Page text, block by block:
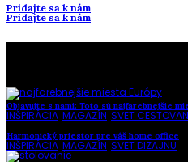
Pridajte sa k nám
Pridajte sa k nám
Objavujte s nami: Toto sú najfarebnejšie
INŠPIRÁCIA MAGAZÍN SVET
Harmonický priestor pre váš home office
INŠPIRÁCIA MAGAZÍN SVET DIZAJNU